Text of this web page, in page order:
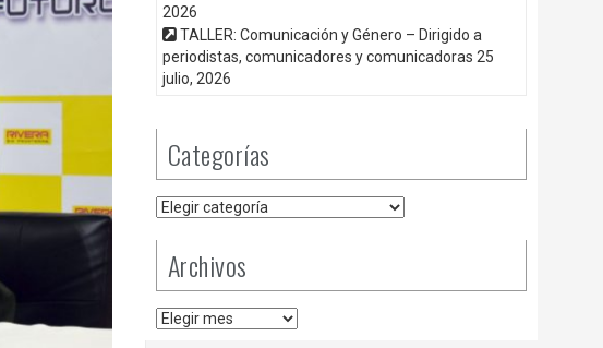
2026
TALLER: Comunicación y Género – Dirigido a
periodistas, comunicadores y comunicadoras 25
julio, 2026
Categorías
Categorías
Archivos
Archivos